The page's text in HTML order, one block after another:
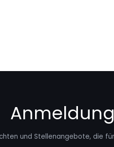
Anmeldung
und Stellenangebote, die